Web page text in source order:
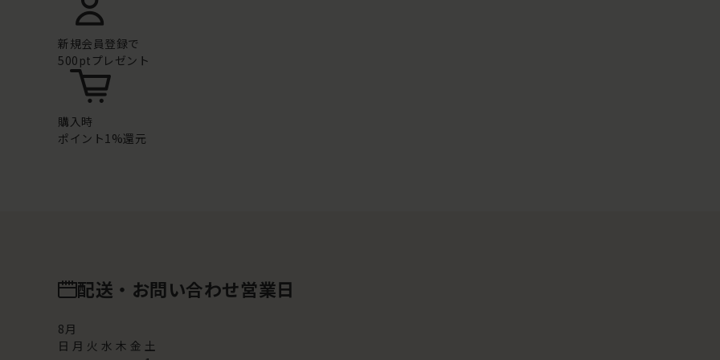
新規会員登録で
500ptプレゼント
購入時
ポイント1%還元
配送・お問い合わせ営業日
8月
日 月 火 水 木 金 土